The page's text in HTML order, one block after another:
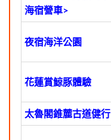
海宿營車>
夜宿海洋公園
花蓮賞鯨豚體驗
太魯閣錐麓古道健行